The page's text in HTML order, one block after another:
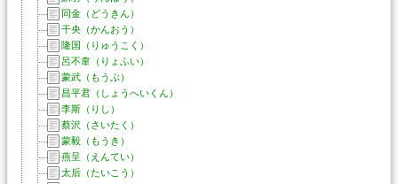
同金（どうきん）
干央（かんおう）
隆国（りゅうこく）
呂不韋（りょふい）
蒙武（もうぶ）
昌平君（しょうへいくん）
李斯（りし）
蔡沢（さいたく）
蒙毅（もうき）
燕呈（えんてい）
太后（たいこう）